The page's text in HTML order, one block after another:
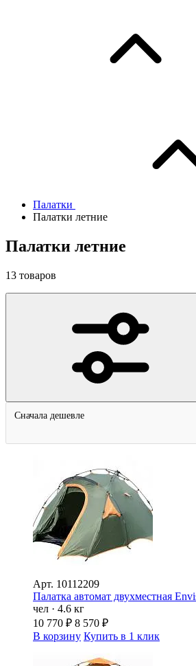
Палатки
Палатки летние
Палатки летние
13 товаров
Сначала дешевле
Арт. 10112209
Палатка автомат двухместная
чел · 4.6 кг
10 770 ₽ 8 570 ₽
В корзину Купить в 1 клик